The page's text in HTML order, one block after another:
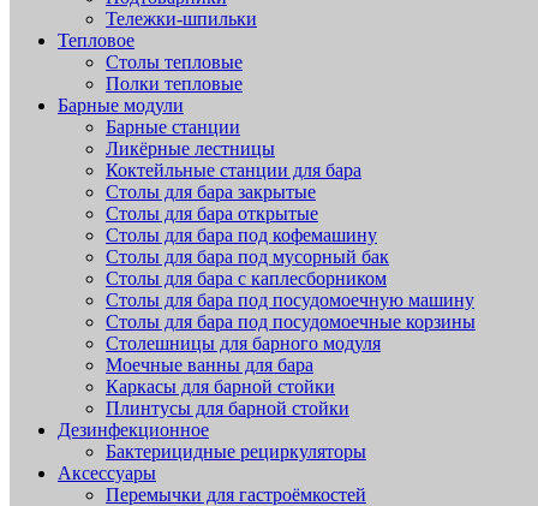
Тележки-шпильки
Тепловое
Столы тепловые
Полки тепловые
Барные модули
Барные станции
Ликёрные лестницы
Коктейльные станции для бара
Столы для бара закрытые
Столы для бара открытые
Столы для бара под кофемашину
Столы для бара под мусорный бак
Столы для бара с каплесборником
Столы для бара под посудомоечную машину
Столы для бара под посудомоечные корзины
Столешницы для барного модуля
Моечные ванны для бара
Каркасы для барной стойки
Плинтусы для барной стойки
Дезинфекционное
Бактерицидные рециркуляторы
Аксессуары
Перемычки для гастроёмкостей